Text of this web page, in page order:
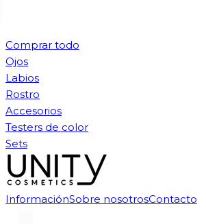
Comprar todo
Ojos
Labios
Rostro
Accesorios
Testers de color
Sets
InformaciónSobre nosotrosContacto